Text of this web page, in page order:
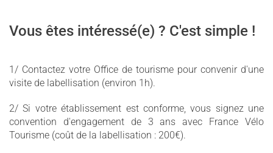
Vous êtes intéressé(e) ? C'est simple !
1/ Contactez votre Office de tourisme pour convenir d'une
visite de labellisation (environ 1h).
2/ Si votre établissement est conforme, vous signez une
convention d'engagement de 3 ans avec France Vélo
Tourisme (coût de la labellisation : 200€).